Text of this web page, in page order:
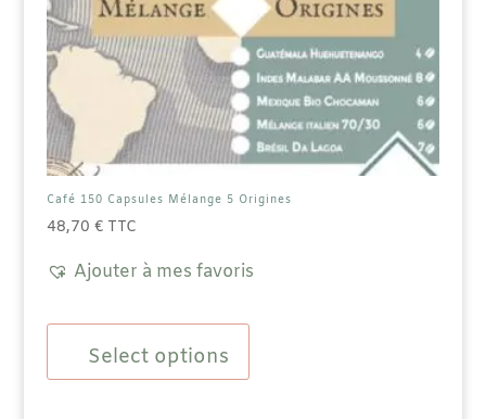
Café 150 Capsules Mélange 5 Origines
48,70 € TTC
Ajouter à mes favoris
Select options